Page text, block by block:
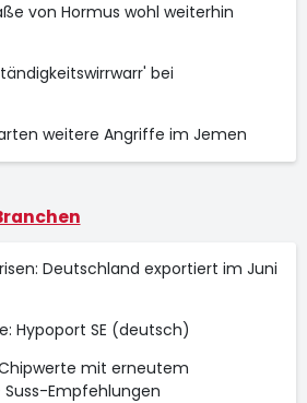
von Hormus wohl weiterhin
bei
weitere Angriffe im Jemen
Deutschland exportiert im Juni
Hypoport SE (deutsch)
Chipwerte mit erneutem
Empfehlungen